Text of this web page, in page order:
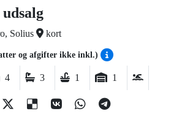
Solius kort
og afgifter ikke inkl.)
4 3 1 1